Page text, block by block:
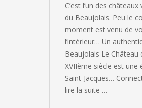
C’est l’un des
du Beaujolais. Peu le
moment est venu de
l’intérieur… Un
Beaujolais Le Château
XVIIème siècle est
Saint-Jacques…
lire la suite …